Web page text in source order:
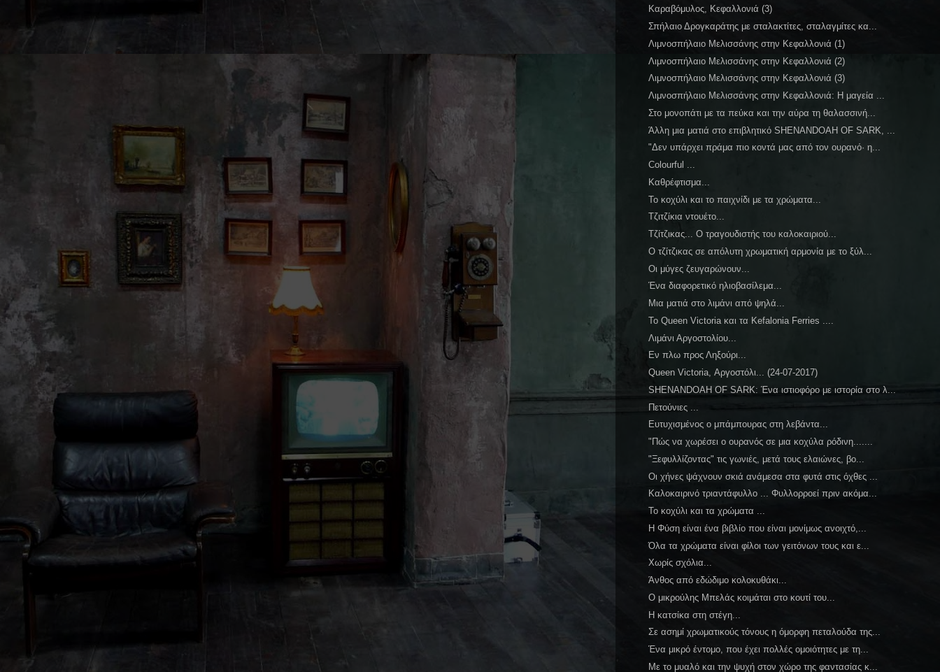
Καραβόμυλος, Κεφαλλονιά (3)
Σπήλαιο Δρογκαράτης με σταλακτίτες, σταλαγμίτες κα...
Λιμνοσπήλαιο Μελισσάνης στην Κεφαλλονιά (1)
Λιμνοσπήλαιο Μελισσάνης στην Κεφαλλονιά (2)
Λιμνοσπήλαιο Μελισσάνης στην Κεφαλλονιά (3)
Λιμνοσπήλαιο Μελισσάνης στην Κεφαλλονιά: Η μαγεία ...
Στο μονοπάτι με τα πεύκα και την αύρα τη θαλασσινή...
Άλλη μια ματιά στο επιβλητικό SHENANDOAH OF SARK, ...
"Δεν υπάρχει πράμα πιο κοντά μας από τον ουρανό· η...
Colourful ...
Καθρέφτισμα...
Το κοχύλι και το παιχνίδι με τα χρώματα...
Τζιτζίκια ντουέτο...
Τζίτζικας... Ο τραγουδιστής του καλοκαιριού...
Ο τζίτζικας σε απόλυτη χρωματική αρμονία με το ξύλ...
Οι μύγες ζευγαρώνουν...
Ένα διαφορετικό ηλιοβασίλεμα...
Μια ματιά στο λιμάνι από ψηλά...
Το Queen Victoria και τα Kefalonia Ferries ....
Λιμάνι Αργοστολίου...
Εν πλω προς Ληξούρι...
Queen Victoria, Αργοστόλι... (24-07-2017)
SHENANDOAH OF SARK: Ένα ιστιοφόρο με ιστορία στο λ...
Πετούνιες ...
Ευτυχισμένος ο μπάμπουρας στη λεβάντα...
"Πώς να χωρέσει ο ουρανός σε μια κοχύλα ρόδινη.......
"Ξεφυλλίζοντας" τις γωνιές, μετά τους ελαιώνες, βο...
Οι χήνες ψάχνουν σκιά ανάμεσα στα φυτά στις όχθες ...
Καλοκαιρινό τριαντάφυλλο ... Φυλλορροεί πριν ακόμα...
Το κοχύλι και τα χρώματα ...
Η Φύση είναι ένα βιβλίο που είναι μονίμως ανοιχτό,...
Όλα τα χρώματα είναι φίλοι των γειτόνων τους και ε...
Χωρίς σχόλια...
Άνθος από εδώδιμο κολοκυθάκι...
Ο μικρούλης Μπελάς κοιμάται στο κουτί του...
Η κατσίκα στη στέγη...
Σε ασημί χρωματικούς τόνους η όμορφη πεταλούδα της...
Ένα μικρό έντομο, που έχει πολλές ομοιότητες με τη...
Με το μυαλό και την ψυχή στον χώρο της φαντασίας κ...